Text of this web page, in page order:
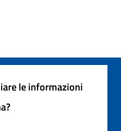
le informazioni